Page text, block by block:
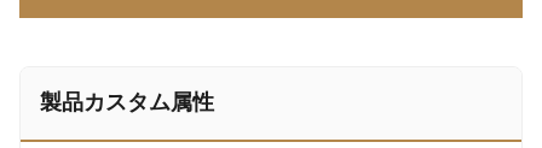
製品カスタム属性